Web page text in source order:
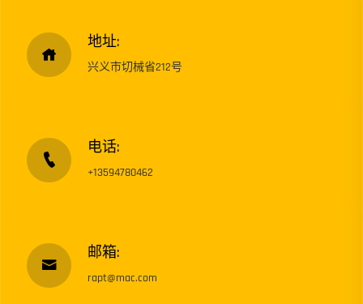
地址:
兴义市切械省212号
电话:
+13594780462
邮箱:
rapt@mac.com